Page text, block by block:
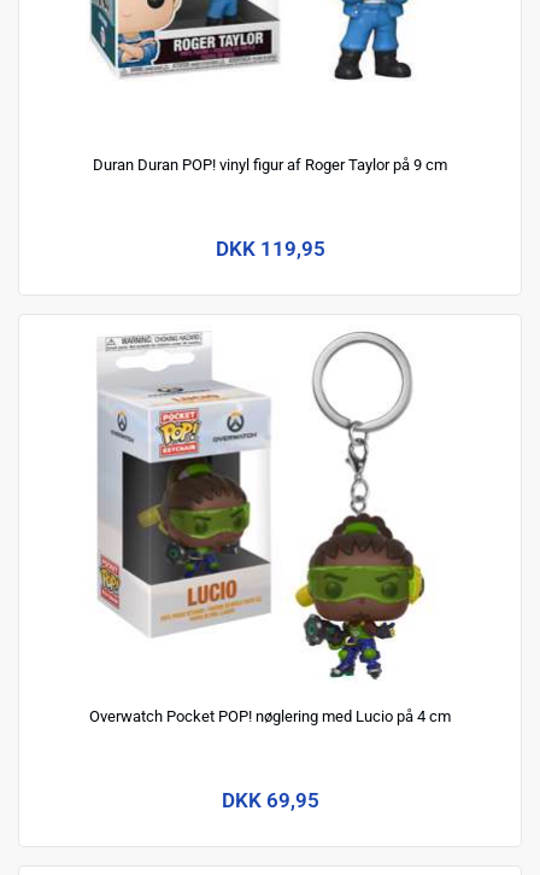
Duran Duran POP! vinyl figur af Roger Taylor på 9 cm
DKK 119,95
Overwatch Pocket POP! nøglering med Lucio på 4 cm
DKK 69,95